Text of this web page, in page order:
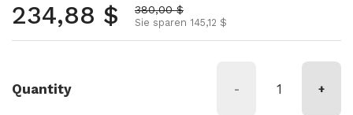
Normalpreis
234,88 $ Aktionspreis
380,00 $
Sie sparen 145,12 $
Quantity - +